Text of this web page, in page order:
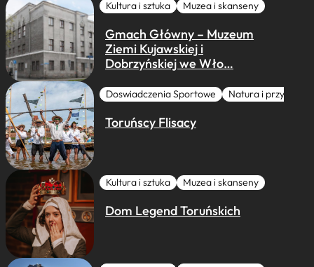
Kultura i sztuka Muzea i skanseny
Gmach Główny – Muzeum
Ziemi Kujawskiej i
Dobrzyńskiej we Wło…
Doswiadczenia Sportowe Natura i przygoda
Toruńscy Flisacy
Kultura i sztuka Muzea i skanseny
Dom Legend Toruńskich